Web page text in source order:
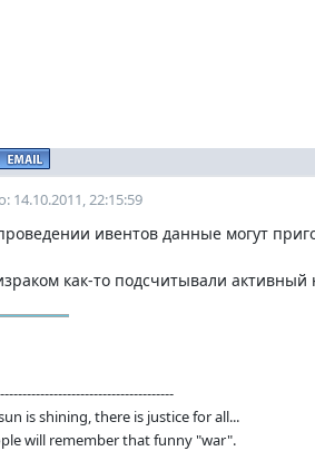
14.10.2011, 22:15:59
ивентов данные могут
как-то подсчитывали активный
is shining, there is justice for all...
will remember that funny "war".